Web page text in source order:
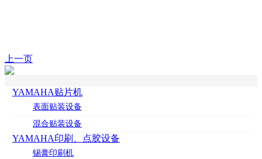
上一页
YAMAHA贴片机
表面贴装设备
混合贴装设备
YAMAHA印刷、点胶设备
锡膏印刷机